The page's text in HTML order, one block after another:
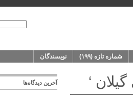
شماره‌‌ تازه (۱۹۹) نویسندگان
‘ آخرین دیدگاه‌ها